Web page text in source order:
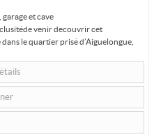
et cave
venir decouvrir cet
le quartier prisé d’Aiguelongue,